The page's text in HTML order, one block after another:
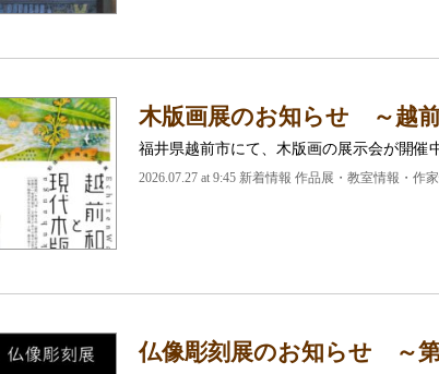
木版画展のお知らせ ～越
福井県越前市にて、木版画の展示会が開催
2026.07.27 at 9:45 新着情報 作品展・教室情報・作
仏像彫刻展のお知らせ ～